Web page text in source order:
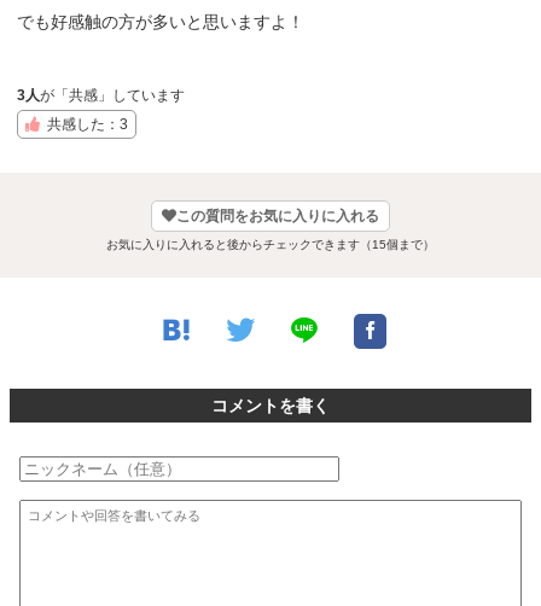
でも好感触の方が多いと思いますよ！
3人が「共感」しています
共感した：3
この質問をお気に入りに入れる
お気に入りに入れると後からチェックできます（15個まで）
コメントを書く